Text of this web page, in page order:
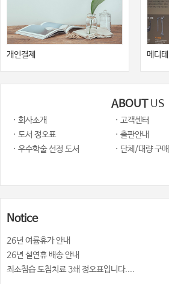
개인결제 메디
ABOUT US
· 회사소개
· 고객센터
· 도서 정오표
· 출판안내
· 우수학술 선정 도서
· 단체/대량 구
Notice
26년 여륨휴가 안내
26년 설연휴 배송 안내
최소침습 도침치료 3쇄 정오표입니다....